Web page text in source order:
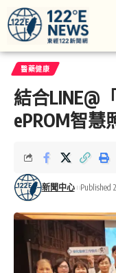
醫藥健康
結合LINE@
ePROM智慧
新聞中心 Published